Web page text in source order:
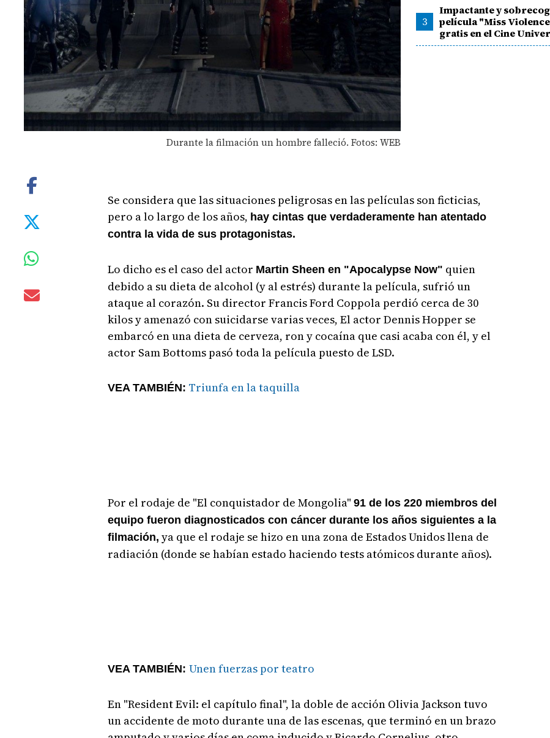
Durante la filmación un hombre falleció. Fotos: WEB
3
Impactante y
película "Miss
gratis en el Cine
Se considera que las situaciones peligrosas en las películas son ficticias,
pero a lo largo de los años, hay cintas que verdaderamente han atentado
contra la vida de sus protagonistas.
Lo dicho es el caso del actor Martin Sheen en "Apocalypse Now" quien
debido a su dieta de alcohol (y al estrés) durante la película, sufrió un
ataque al corazón. Su director Francis Ford Coppola perdió cerca de 30
kilos y amenazó con suicidarse varias veces, El actor Dennis Hopper se
embarcó en una dieta de cerveza, ron y cocaína que casi acaba con él, y el
actor Sam Bottoms pasó toda la película puesto de LSD.
VEA TAMBIÉN: Triunfa en la taquilla
Por el rodaje de "El conquistador de Mongolia" 91 de los 220 miembros del
equipo fueron diagnosticados con cáncer durante los años siguientes a la
filmación, ya que el rodaje se hizo en una zona de Estados Unidos llena de
radiación (donde se habían estado haciendo tests atómicos durante años).
VEA TAMBIÉN: Unen fuerzas por teatro
En "Resident Evil: el capítulo final", la doble de acción Olivia Jackson tuvo
un accidente de moto durante una de las escenas, que terminó en un brazo